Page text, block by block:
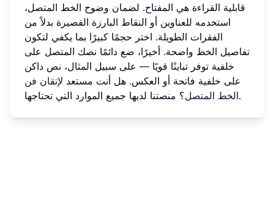
قابلية القراءة هي المفتاح. لضمان وضوح الخط المتصل،
استخدمه للعناوين أو النقاط البارزة القصيرة بدلاً من
الفقرات الطويلة. اختر حجمًا كبيرًا بما يكفي لتكون
تفاصيل الخط واضحة. أخيرًا، ضع دائمًا نصك المتصل على
خلفية توفر تباينًا قويًا — على سبيل المثال، نص داكن
على خلفية فاتحة أو العكس. هل أنت مستعد لإتقان فن
الخط المتصل؟ منصتنا لديها جميع الموارد التي تحتاجها.